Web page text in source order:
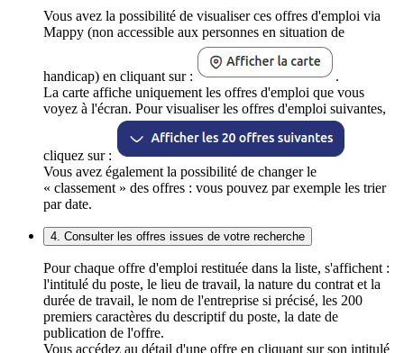
Vous avez la possibilité de visualiser ces offres d'emploi via
Mappy (non accessible aux personnes en situation de
handicap) en cliquant sur :
.
La carte affiche uniquement les offres d'emploi que vous
voyez à l'écran. Pour visualiser les offres d'emploi suivantes,
cliquez sur :
Vous avez également la possibilité de changer le
« classement » des offres : vous pouvez par exemple les trier
par date.
4. Consulter les offres issues de votre recherche
Pour chaque offre d'emploi restituée dans la liste, s'affichent :
l'intitulé du poste, le lieu de travail, la nature du contrat et la
durée de travail, le nom de l'entreprise si précisé, les 200
premiers caractères du descriptif du poste, la date de
publication de l'offre.
Vous accédez au détail d'une offre en cliquant sur son intitulé